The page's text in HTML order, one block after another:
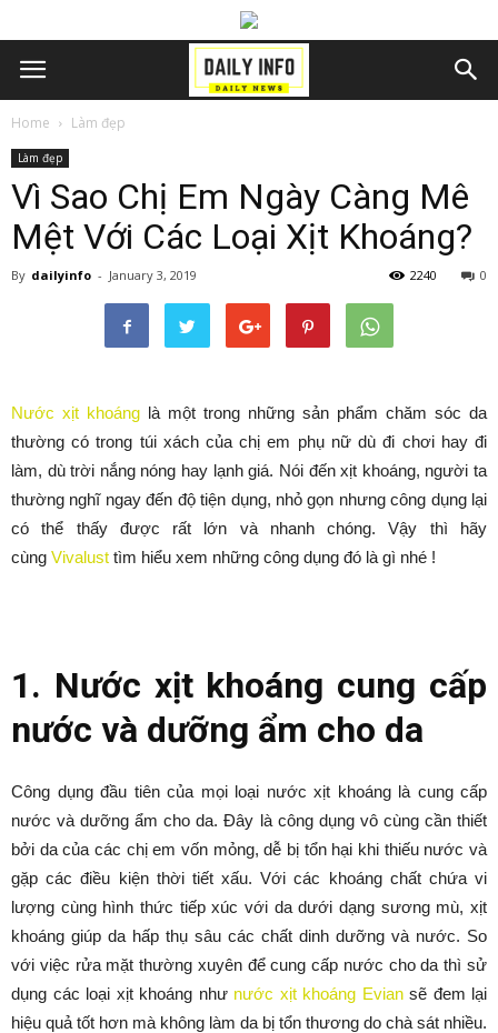
Home Làm đẹp
Làm đẹp
Vì Sao Chị Em Ngày Càng Mê
Mệt Với Các Loại Xịt Khoáng?
By dailyinfo - January 3, 2019 0
2240
Nước xịt khoáng là một trong những sản phẩm chăm sóc da
thường có trong túi xách của chị em phụ nữ dù đi chơi hay đi
làm, dù trời nắng nóng hay lạnh giá. Nói đến xịt khoáng, người ta
thường nghĩ ngay đến độ tiện dụng, nhỏ gọn nhưng công dụng lại
có thể thấy được rất lớn và nhanh chóng. Vậy thì hãy
cùng Vivalust tìm hiểu xem những công dụng đó là gì nhé !
1. Nước xịt khoáng cung cấp
nước và dưỡng ẩm cho da
Công dụng đầu tiên của mọi loại nước xịt khoáng là cung cấp
nước và dưỡng ẩm cho da. Đây là công dụng vô cùng cần thiết
bởi da của các chị em vốn mỏng, dễ bị tổn hại khi thiếu nước và
gặp các điều kiện thời tiết xấu. Với các khoáng chất chứa vi
lượng cùng hình thức tiếp xúc với da dưới dạng sương mù, xịt
khoáng giúp da hấp thụ sâu các chất dinh dưỡng và nước. So
với việc rửa mặt thường xuyên để cung cấp nước cho da thì sử
dụng các loại xịt khoáng như nước xịt khoáng Eviansẽ đem lại
hiệu quả tốt hơn mà không làm da bị tổn thương do chà sát nhiều.